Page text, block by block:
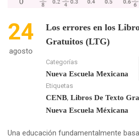
24
agosto
Los errores en los
Gratuitos (LTG)
Categorías
Nueva Escuela Mexicana
Etiquetas
CENB, Libros De Texto
Nueva Escuela Méxicana
Una educación fundamentalmente